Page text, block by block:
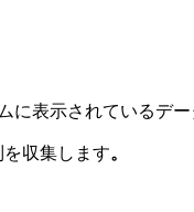
表示されているデ
収集します。